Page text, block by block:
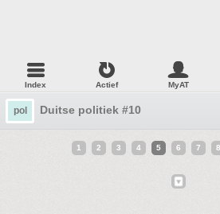
Index Actief MyAT
pol Duitse politiek #10
1 2 3 4 5 6 7 8